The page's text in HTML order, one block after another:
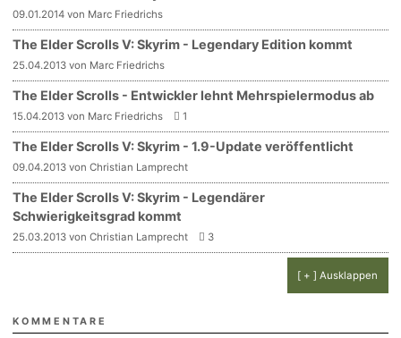
09.01.2014 von Marc Friedrichs
The Elder Scrolls V: Skyrim - Legendary Edition kommt
25.04.2013 von Marc Friedrichs
The Elder Scrolls - Entwickler lehnt Mehrspielermodus ab
15.04.2013 von Marc Friedrichs 1
The Elder Scrolls V: Skyrim - 1.9-Update veröffentlicht
09.04.2013 von Christian Lamprecht
The Elder Scrolls V: Skyrim - Legendärer
Schwierigkeitsgrad kommt
25.03.2013 von Christian Lamprecht 3
[ + ] Ausklappen
KOMMENTARE